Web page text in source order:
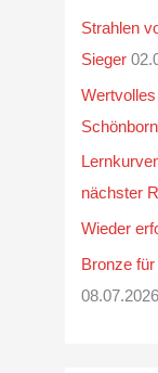
Strahlen
Sieger
nächster
Wieder
Bronze
08.07.2026